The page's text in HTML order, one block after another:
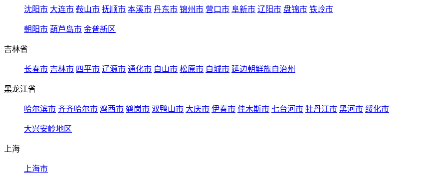
沈阳市 大连市 鞍山市 抚顺市 本溪市 丹东市 锦州市 营口市 阜新市 辽阳市 盘锦市 铁岭市
朝阳市 葫芦岛市 金普新区
吉林省
长春市 吉林市 四平市 辽源市 通化市 白山市 松原市 白城市 延边朝鲜族自治州
黑龙江省
哈尔滨市 齐齐哈尔市 鸡西市 鹤岗市 双鸭山市 大庆市 伊春市 佳木斯市 七台河市 牡丹江市 黑河市 绥化市
大兴安岭地区
上海
上海市